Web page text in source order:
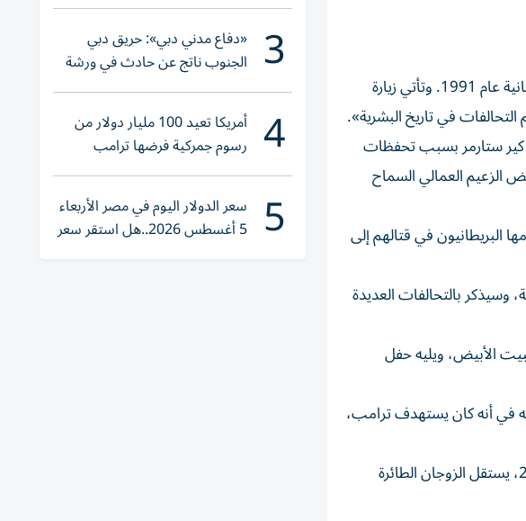
وهذه ثاني مرة فقط يلقي فيها عاهل بريطاني كلمة في الكابيتول في واشنطن، بعد خطاب الملكة إليزابيث الثانية عام 1991. وتأتي زيارة
في تاريخ البشرية».
كير ستارمر بسبب تحفظات
الزعيم العمالي السماح
البريطانيون في قتالهم إلى
وسيذكر بالتحالفات العديدة
البيت الأبيض، ويليه حفل
في أنه كان يستهدف ترامب،
بعد التوجه الأربعاء إلى نيويورك؛ حيث سيزور الملك والملكة النصب التذكاري لضحايا 11 أيلول/سبتمبر 2001، يستقل الزوجان الطائرة
3 «دفاع مدني دبي»: حريق دبي
الجنوب ناتج عن حادث في ورشة
ولا إصابات
4 أمريكا تعيد 100 مليار دولار من
رسوم جمركية فرضها ترامب
5 سعر الدولار اليوم في مصر الأربعاء
5 أغسطس 2026..هل استقر سعر